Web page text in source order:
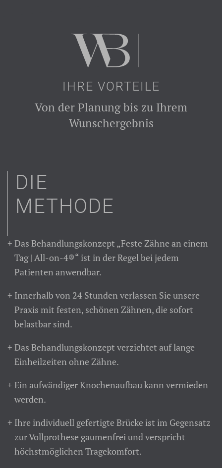
IHRE VORTEILE
Von der Planung bis zu Ihrem
Wunschergebnis
DIE
METHODE
Das Behandlungskonzept „Feste Zähne an einem
Tag | All-on-4®“ ist in der Regel bei jedem
Patienten anwendbar.
Innerhalb von 24 Stunden verlassen Sie unsere
Praxis mit festen, schönen Zähnen, die sofort
belastbar sind.
Das Behandlungskonzept verzichtet auf lange
Einheilzeiten ohne Zähne.
Ein aufwändiger Knochenaufbau kann vermieden
werden.
Ihre individuell gefertigte Brücke ist im Gegensatz
zur Vollprothese gaumenfrei und verspricht
höchstmöglichen Tragekomfort.